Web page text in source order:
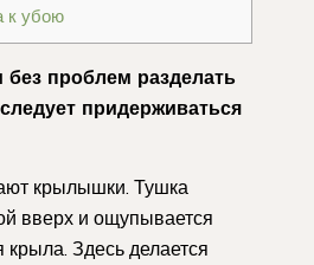
к убою
проблем разделать
придерживаться
крылышки. Тушка
вверх и ощупывается
крыла. Здесь делается